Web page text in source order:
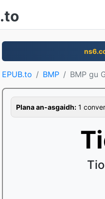
.to
EPUB.to BMP BMP gu
Plana an-asgaidh: 1